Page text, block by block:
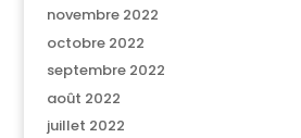
novembre 2022
octobre 2022
septembre 2022
août 2022
juillet 2022